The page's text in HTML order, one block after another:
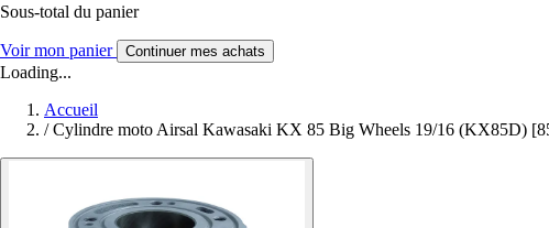
Sous-total du panier
Voir mon panier Continuer mes achats
Loading...
Accueil
/ Cylindre moto Airsal Kawasaki KX 85 Big Wheels 19/16 (KX85D)